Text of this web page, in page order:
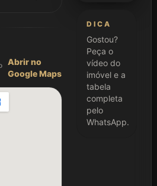
Abrir no
Google Maps
DICA
Gostou?
Peça o
vídeo do
imóvel e a
tabela
completa
pelo
WhatsApp.